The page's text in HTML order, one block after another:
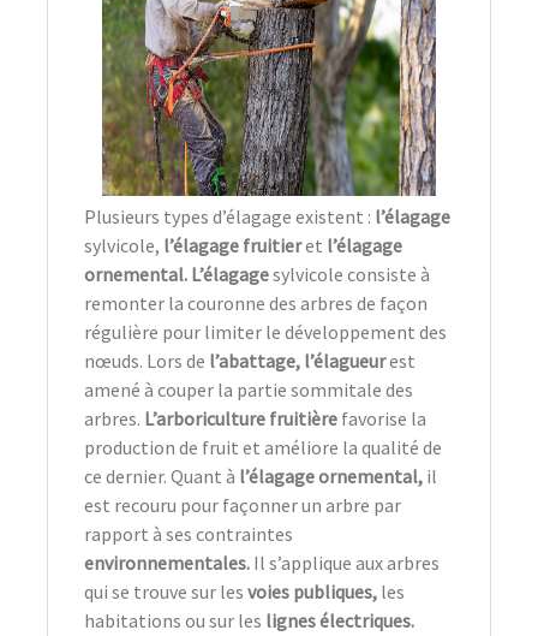
Plusieurs types d’élagage existent : l’élagage
sylvicole, l’élagage fruitieret l’élagage
ornemental. L’élagagesylvicole consiste à
remonter la couronne des arbres de façon
régulière pour limiter le développement des
nœuds. Lors de l’abattage, l’élagueurest
amené à couper la partie sommitale des
arbres. L’arboriculture fruitière favorise la
production de fruit et améliore la qualité de
ce dernier. Quant à l’élagage ornemental, il
est recouru pour façonner un arbre par
rapport à ses contraintes
environnementales. Il s’applique aux arbres
qui se trouve sur les voies publiques, les
habitations ou sur les lignes électriques.